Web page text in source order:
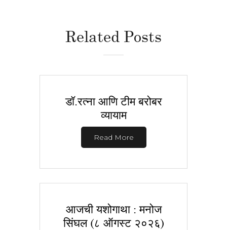
Related Posts
डॉ.रत्ना आणि टीम बरोबर
व्यायाम
Read More
आजची यशोगाथा : मनोज
सिंघल (८ ऑगस्ट २०२६)